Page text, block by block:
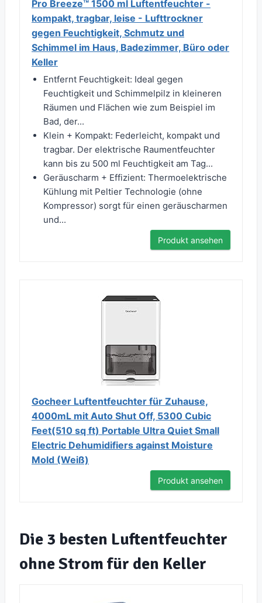
Pro Breeze™ 1500 ml Luftentfeuchter -
kompakt, tragbar, leise - Lufttrockner
gegen Feuchtigkeit, Schmutz und
Schimmel im Haus, Badezimmer, Büro oder
Keller
Entfernt Feuchtigkeit: Ideal gegen
Feuchtigkeit und Schimmelpilz in kleineren
Räumen und Flächen wie zum Beispiel im
Bad, der...
Klein + Kompakt: Federleicht, kompakt und
tragbar. Der elektrische Raumentfeuchter
kann bis zu 500 ml Feuchtigkeit am Tag...
Geräuscharm + Effizient: Thermoelektrische
Kühlung mit Peltier Technologie (ohne
Kompressor) sorgt für einen geräuscharmen
und...
Produkt ansehen
Gocheer Luftentfeuchter für Zuhause,
4000mL mit Auto Shut Off, 5300 Cubic
Feet(510 sq ft) Portable Ultra Quiet Small
Electric Dehumidifiers against Moisture
Mold (Weiß)
Produkt ansehen
Die 3 besten Luftentfeuchter
ohne Strom für den Keller